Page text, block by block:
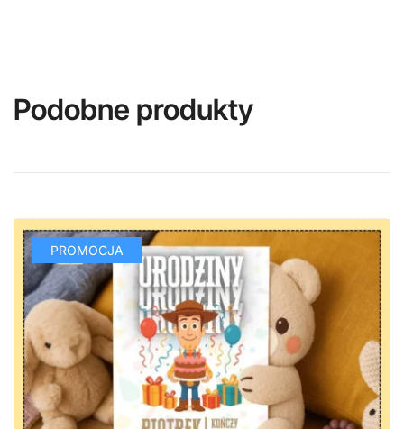
Podobne produkty
PROMOCJA